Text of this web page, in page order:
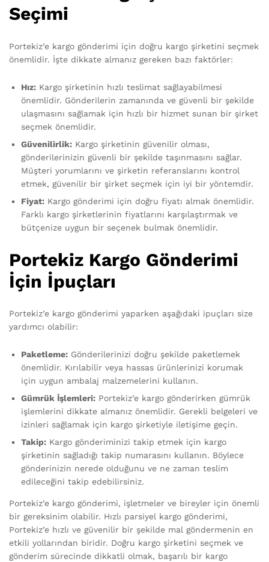
Seçimi
Portekiz’e kargo gönderimi için doğru kargo şirketini seçmek
önemlidir. İşte dikkate almanız gereken bazı faktörler:
Hız: Kargo şirketinin hızlı teslimat sağlayabilmesi
önemlidir. Gönderilerin zamanında ve güvenli bir şekilde
ulaşmasını sağlamak için hızlı bir hizmet sunan bir şirket
seçmek önemlidir.
Güvenilirlik: Kargo şirketinin güvenilir olması,
gönderilerinizin güvenli bir şekilde taşınmasını sağlar.
Müşteri yorumlarını ve şirketin referanslarını kontrol
etmek, güvenilir bir şirket seçmek için iyi bir yöntemdir.
Fiyat: Kargo gönderimi için doğru fiyatı almak önemlidir.
Farklı kargo şirketlerinin fiyatlarını karşılaştırmak ve
bütçenize uygun bir seçenek bulmak önemlidir.
Portekiz Kargo Gönderimi
İçin İpuçları
Portekiz’e kargo gönderimi yaparken aşağıdaki ipuçları size
yardımcı olabilir:
Paketleme: Gönderilerinizi doğru şekilde paketlemek
önemlidir. Kırılabilir veya hassas ürünlerinizi korumak
için uygun ambalaj malzemelerini kullanın.
Gümrük İşlemleri: Portekiz’e kargo gönderirken gümrük
işlemlerini dikkate almanız önemlidir. Gerekli belgeleri ve
izinleri sağlamak için kargo şirketiyle iletişime geçin.
Takip: Kargo gönderiminizi takip etmek için kargo
şirketinin sağladığı takip numarasını kullanın. Böylece
gönderinizin nerede olduğunu ve ne zaman teslim
edileceğini takip edebilirsiniz.
Portekiz’e kargo gönderimi, işletmeler ve bireyler için önemli
bir gereksinim olabilir. Hızlı parsiyel kargo gönderimi,
Portekiz’e hızlı ve güvenilir bir şekilde mal göndermenin en
etkili yollarından biridir. Doğru kargo şirketini seçmek ve
gönderim sürecinde dikkatli olmak, başarılı bir kargo